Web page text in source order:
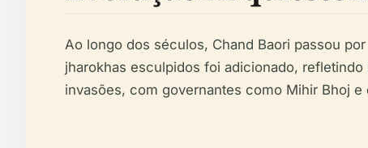
Ao longo dos séculos, Chand Baori passou
jharokhas esculpidos foi adicionado,
invasões, com governantes como Mihir Bhoj